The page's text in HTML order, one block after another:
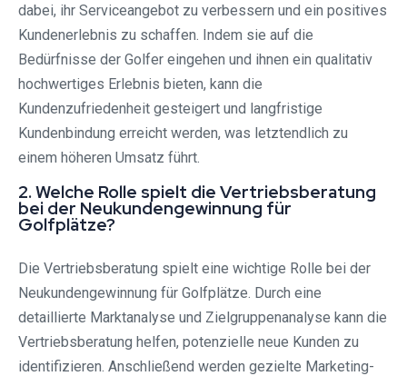
dabei, ihr Serviceangebot zu verbessern und ein positives
Kundenerlebnis zu schaffen. Indem sie auf die
Bedürfnisse der Golfer eingehen und ihnen ein qualitativ
hochwertiges Erlebnis bieten, kann die
Kundenzufriedenheit gesteigert und langfristige
Kundenbindung erreicht werden, was letztendlich zu
einem höheren Umsatz führt.
2. Welche Rolle spielt die Vertriebsberatung
bei der Neukundengewinnung für
Golfplätze?
Die Vertriebsberatung spielt eine wichtige Rolle bei der
Neukundengewinnung für Golfplätze. Durch eine
detaillierte Marktanalyse und Zielgruppenanalyse kann die
Vertriebsberatung helfen, potenzielle neue Kunden zu
identifizieren. Anschließend werden gezielte Marketing-